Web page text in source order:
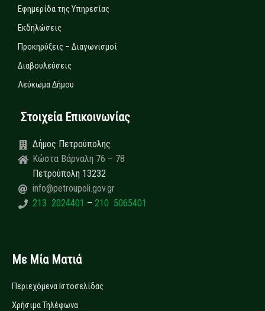
Εφημερίδα της Υπηρεσίας
Εκδηλώσεις
Προκηρύξεις – Διαγωνισμοί
Διαβουλεύσεις
Λεύκωμα Δήμου
Στοιχεία Επικοινωνίας
Δήμος Πετρούπολης
Κώστα Βάρναλη 76 – 78
Πετρούπολη 13232
info@petroupoli.gov.gr
213 2024401 – 210 5065401
Με Μία Ματιά
Περιεχόμενα Ιστοσελίδας
Χρήσιμα Τηλέφωνα